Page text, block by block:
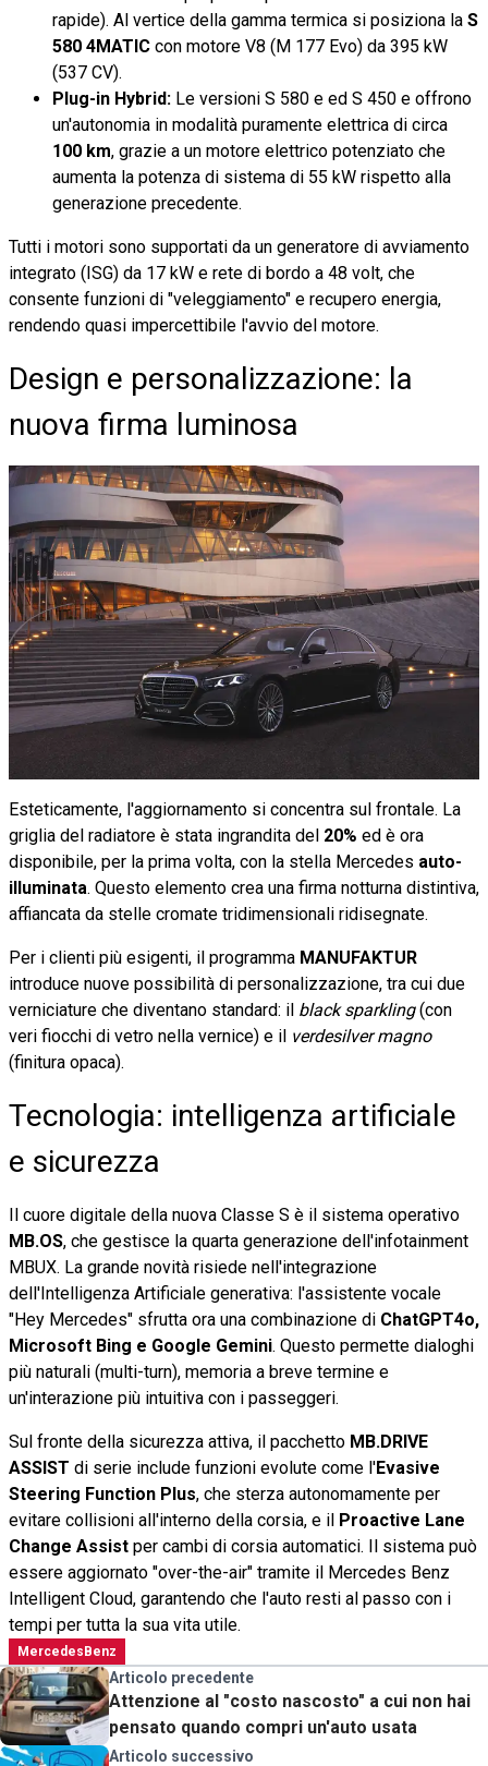
rapide). Al vertice della gamma termica si posiziona la S
580 4MATIC con motore V8 (M 177 Evo) da 395 kW
(537 CV).
Plug-in Hybrid: Le versioni S 580 e ed S 450 e offrono
un'autonomia in modalità puramente elettrica di circa
100 km, grazie a un motore elettrico potenziato che
aumenta la potenza di sistema di 55 kW rispetto alla
generazione precedente.
Tutti i motori sono supportati da un generatore di avviamento
integrato (ISG) da 17 kW e rete di bordo a 48 volt, che
consente funzioni di "veleggiamento" e recupero energia,
rendendo quasi impercettibile l'avvio del motore.
Design e personalizzazione: la
nuova firma luminosa
Esteticamente, l'aggiornamento si concentra sul frontale. La
griglia del radiatore è stata ingrandita del 20% ed è ora
disponibile, per la prima volta, con la stella Mercedes auto-
illuminata. Questo elemento crea una firma notturna distintiva,
affiancata da stelle cromate tridimensionali ridisegnate.
Per i clienti più esigenti, il programma MANUFAKTUR
introduce nuove possibilità di personalizzazione, tra cui due
verniciature che diventano standard: il black sparkling(con
veri fiocchi di vetro nella vernice) e il verdesilver magno
(finitura opaca).
Tecnologia: intelligenza artificiale
e sicurezza
Il cuore digitale della nuova Classe S è il sistema operativo
MB.OS, che gestisce la quarta generazione dell'infotainment
MBUX. La grande novità risiede nell'integrazione
dell'Intelligenza Artificiale generativa: l'assistente vocale
"Hey Mercedes" sfrutta ora una combinazione di ChatGPT4o,
Microsoft Bing e Google Gemini. Questo permette dialoghi
più naturali (multi-turn), memoria a breve termine e
un'interazione più intuitiva con i passeggeri.
Sul fronte della sicurezza attiva, il pacchetto MB.DRIVE
ASSIST di serie include funzioni evolute come l'Evasive
Steering Function Plus, che sterza autonomamente per
evitare collisioni all'interno della corsia, e il Proactive Lane
Change Assist per cambi di corsia automatici. Il sistema può
essere aggiornato "over-the-air" tramite il Mercedes Benz
Intelligent Cloud, garantendo che l'auto resti al passo con i
tempi per tutta la sua vita utile.
MercedesBenz
Articolo precedente
Attenzione al "costo nascosto" a cui non hai
pensato quando compri un'auto usata
Articolo successivo